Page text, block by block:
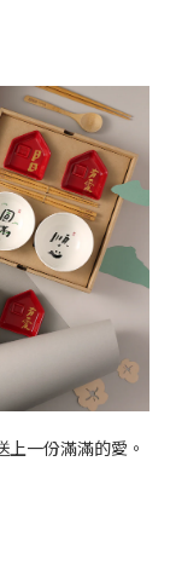
一份滿滿的愛。